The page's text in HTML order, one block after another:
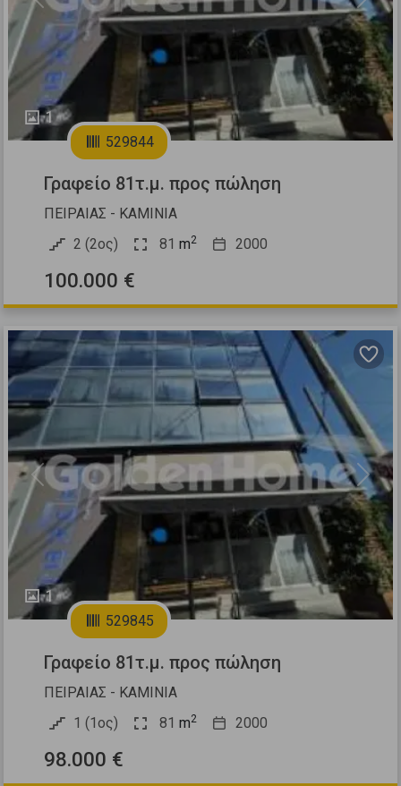
1
Previous Next
529844
Γραφείο 81τ.μ. προς πώληση
ΠΕΙΡΑΙΑΣ - ΚΑΜΙΝΙΑ
2 (2ος)
81 m2 2000
100.000 €
1
Previous Next
529845
Γραφείο 81τ.μ. προς πώληση
ΠΕΙΡΑΙΑΣ - ΚΑΜΙΝΙΑ
1 (1ος)
81 m2 2000
98.000 €